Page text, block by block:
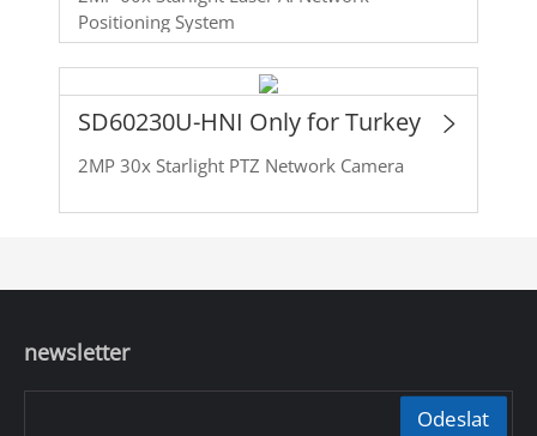
Positioning System
SD60230U-HNI Only for Turkey
2MP 30x Starlight PTZ Network Camera
newsletter
Odeslat